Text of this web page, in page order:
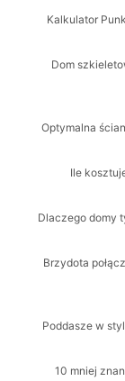
Kalkulator
Dom
Optymalna
Ile
Dlaczego domy
Brzydota
Poddasze w
10 mniej